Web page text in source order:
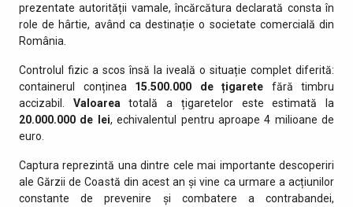
prezentate autorității vamale, încărcătura declarată consta în
role de hârtie, având ca destinație o societate comercială din
România.
Controlul fizic a scos însă la iveală o situație complet diferită:
containerul conținea 15.500.000 de țigarete fără timbru
accizabil. Valoarea totală a țigaretelor este estimată la
20.000.000 de lei, echivalentul pentru aproape 4 milioane de
euro.
Captura reprezintă una dintre cele mai importante descoperiri
ale Gărzii de Coastă din acest an și vine ca urmare a acțiunilor
constante de prevenire și combatere a contrabandei,